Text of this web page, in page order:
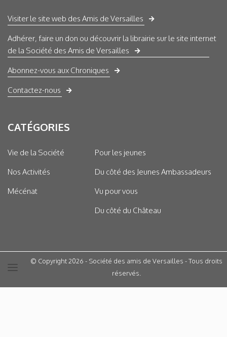
Visiter le site web des Amis de Versailles
Adhérer, faire un don ou découvrir la librairie sur le site internet
de la Société des Amis de Versailles
Abonnez-vous aux Chroniques
Contactez-nous
CATÉGORIES
Vie de la Société
Nos Activités
Mécénat
Pour les jeunes
Du côté des Jeunes Ambassadeurs
Vu pour vous
Du côté du Château
© Copyright 2026 - Société des amis de Versailles - Tous droits
réservés.